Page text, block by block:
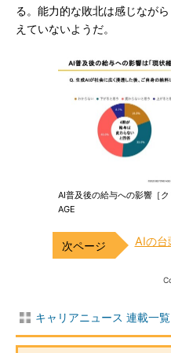
る。能力的な敗北は感じなが
えていないようだ。
AI普及後の給与への影響［
AGE
AIの台
キャリアニュース 連載一覧